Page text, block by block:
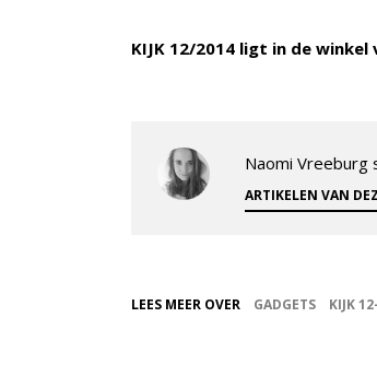
KIJK 12/2014 ligt in de
Naomi Vreeburg
ARTIKELEN VAN
LEES MEER OVER GADGETS KIJK